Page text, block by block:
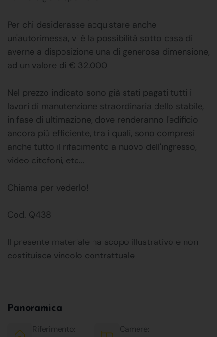
Per chi desiderasse acquistare anche
un'autorimessa, vi è la possibilità sotto casa di
averne a disposizione una di generosa dimensione,
ad un valore di € 32.000
Nel prezzo indicato sono già stati pagati tutti i
lavori di manutenzione straordinaria dello stabile,
in fase di ultimazione, dove renderanno l'edificio
ancora più efficiente, tra i quali, sono compresi
anche tutto il rifacimento a nuovo dell'ingresso,
video citofoni, etc...
Chiama per vederlo!
Cod. Q438
Il presente materiale ha scopo illustrativo e non
costituisce vincolo contrattuale
Panoramica
Riferimento:
Camere: